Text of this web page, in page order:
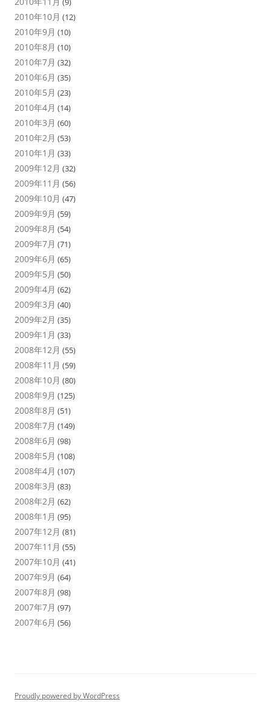
2010年10月 (12)
2010年9月 (10)
2010年8月 (10)
2010年7月 (32)
2010年6月 (35)
2010年5月 (23)
2010年4月 (14)
2010年3月 (60)
2010年2月 (53)
2010年1月 (33)
2009年12月 (32)
2009年11月 (56)
2009年10月 (47)
2009年9月 (59)
2009年8月 (54)
2009年7月 (71)
2009年6月 (65)
2009年5月 (50)
2009年4月 (62)
2009年3月 (40)
2009年2月 (35)
2009年1月 (33)
2008年12月 (55)
2008年11月 (59)
2008年10月 (80)
2008年9月 (125)
2008年8月 (51)
2008年7月 (149)
2008年6月 (98)
2008年5月 (108)
2008年4月 (107)
2008年3月 (83)
2008年2月 (62)
2008年1月 (95)
2007年12月 (81)
2007年11月 (55)
2007年10月 (41)
2007年9月 (64)
2007年8月 (98)
2007年7月 (97)
2007年6月 (56)
Proudly powered by WordPress